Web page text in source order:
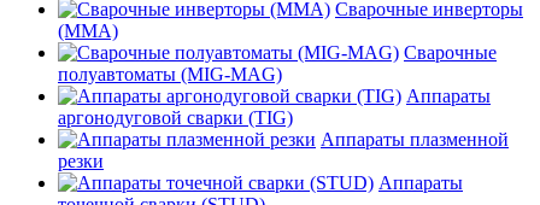
Сварочные инверторы
(MMA)
Сварочные
полуавтоматы (MIG-MAG)
Аппараты
аргонодуговой сварки (TIG)
Аппараты плазменной
резки
Аппараты